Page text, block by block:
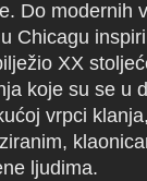
Do modernih
Chicagu
XX
koje su se u
vrpci
ljudima.